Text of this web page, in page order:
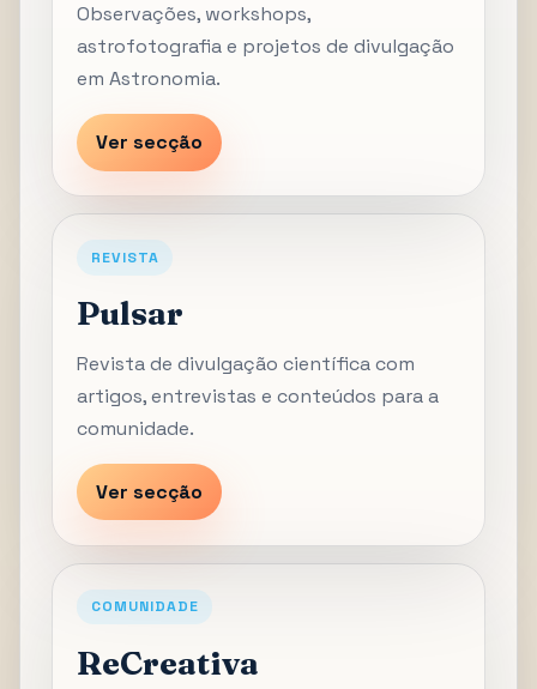
Observações, workshops,
astrofotografia e projetos de divulgação
em Astronomia.
Ver secção
REVISTA
Pulsar
Revista de divulgação científica com
artigos, entrevistas e conteúdos para a
comunidade.
Ver secção
COMUNIDADE
ReCreativa